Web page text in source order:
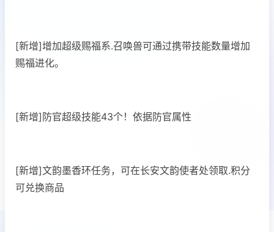
[新增]增加超级赐福系.召唤兽可通过携带技能数量增加
赐福进化。
[新增]防官超级技能43个！依据防官属性
[新增]文韵墨香环任务，可在长安文韵使者处领取.积分
可兑换商品